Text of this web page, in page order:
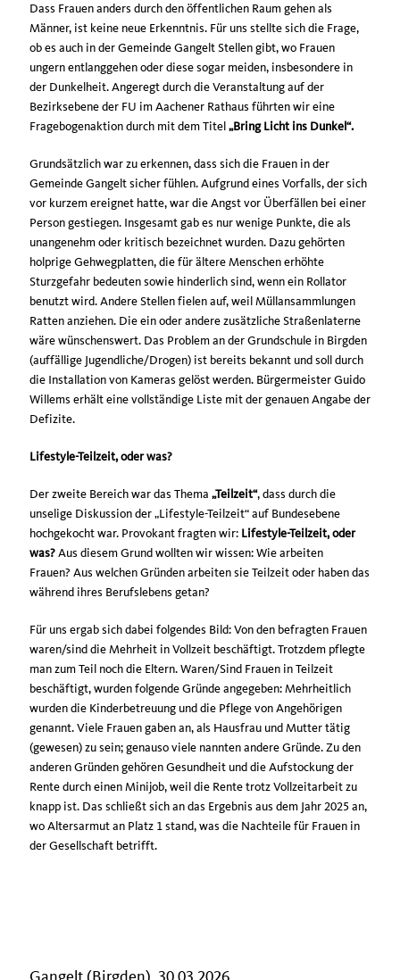
Dass Frauen anders durch den öffentlichen Raum gehen als
Männer, ist keine neue Erkenntnis. Für uns stellte sich die Frage,
ob es auch in der Gemeinde Gangelt Stellen gibt, wo Frauen
ungern entlanggehen oder diese sogar meiden, insbesondere in
der Dunkelheit. Angeregt durch die Veranstaltung auf der
Bezirksebene der FU im Aachener Rathaus führten wir eine
Fragebogenaktion durch mit dem TitelBring Licht ins Dunkel“.
Grundsätzlich war zu erkennen, dass sich die Frauen in der
Gemeinde Gangelt sicher fühlen. Aufgrund eines Vorfalls, der sich
vor kurzem ereignet hatte, war die Angst vor Überfällen bei einer
Person gestiegen. Insgesamt gab es nur wenige Punkte, die als
unangenehm oder kritisch bezeichnet wurden. Dazu gehörten
holprige Gehwegplatten, die für ältere Menschen erhöhte
Sturzgefahr bedeuten sowie hinderlich sind, wenn ein Rollator
benutzt wird. Andere Stellen fielen auf, weil Müllansammlungen
Ratten anziehen. Die ein oder andere zusätzliche Straßenlaterne
wäre wünschenswert. Das Problem an der Grundschule in Birgden
(auffällige Jugendliche/Drogen) ist bereits bekannt und soll durch
die Installation von Kameras gelöst werden. Bürgermeister Guido
Willems erhält eine vollständige Liste mit der genauen Angabe der
Defizite.
Lifestyle-Teilzeit, oder was?
Der zweite Bereich war das Thema Teilzeit“, dass durch die
unselige Diskussion der „Lifestyle-Teilzeit“ auf Bundesebene
hochgekocht war. Provokant fragten wir: Lifestyle-Teilzeit, oder
was?Aus diesem Grund wollten wir wissen: Wie arbeiten
Frauen? Aus welchen Gründen arbeiten sie Teilzeit oder haben das
während ihres Berufslebens getan?
Für uns ergab sich dabei folgendes Bild: Von den befragten Frauen
waren/sind die Mehrheit in Vollzeit beschäftigt. Trotzdem pflegte
man zum Teil noch die Eltern. Waren/Sind Frauen in Teilzeit
beschäftigt, wurden folgende Gründe angegeben: Mehrheitlich
wurden die Kinderbetreuung und die Pflege von Angehörigen
genannt. Viele Frauen gaben an, als Hausfrau und Mutter tätig
(gewesen) zu sein; genauso viele nannten andere Gründe. Zu den
anderen Gründen gehören Gesundheit und die Aufstockung der
Rente durch einen Minijob, weil die Rente trotz Vollzeitarbeit zu
knapp ist. Das schließt sich an das Ergebnis aus dem Jahr 2025 an,
wo Altersarmut an Platz 1 stand, was die Nachteile für Frauen in
der Gesellschaft betrifft.